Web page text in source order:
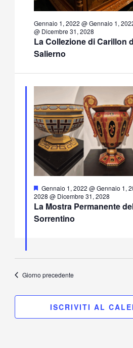
La Collezione di Carillon
Salierno
Gennaio 1, 2022 @ Gennaio 1,
@ Dicembre 31, 2028
La Mostra Permanente
Sorrentino
Segnalati
Gennaio 1, 2022 @ Gennaio 1,
2028 @ Dicembre 31, 2028
Giorno precedente
ISCRIVITI AL